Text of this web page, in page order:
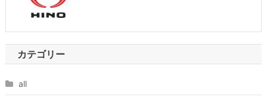
カテゴリー
all